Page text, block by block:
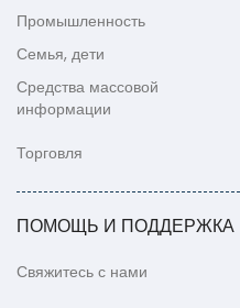
Промышленность
Семья, дети
Средства массовой
информации
Торговля
ПОМОЩЬ И ПОДДЕРЖКА
Свяжитесь с нами